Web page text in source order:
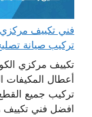
تركيب صيانة
تكييف مركزي
أعطال المكيفات
تركيب جميع القطع
افضل فني تكييف